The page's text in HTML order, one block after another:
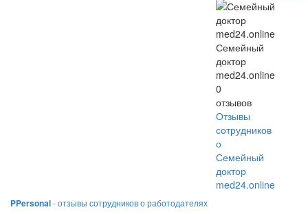
Семейный
доктор
med24.online
0
отзывов
Отзывы
сотрудников
о
Семейный
доктор
med24.online
PPersonal- отзывы сотрудников о работодателях